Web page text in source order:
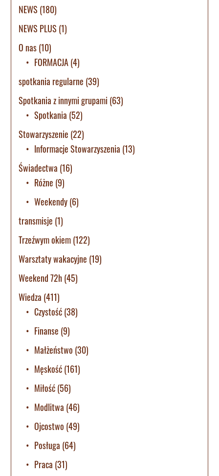
NEWS (180)
NEWS PLUS (1)
O nas(10)
FORMACJA(4)
spotkania regularne (39)
Spotkania z innymi grupami (63)
Spotkania (52)
Stowarzyszenie (22)
Informacje Stowarzyszenia (13)
Świadectwa (16)
Różne (9)
Weekendy(6)
transmisje (1)
Trzeźwym okiem(122)
Warsztaty wakacyjne (19)
Weekend 72h(45)
Wiedza (411)
Czystość(38)
Finanse (9)
Małżeństwo (30)
Męskość(161)
Miłość(56)
Modlitwa (46)
Ojcostwo (49)
Posługa (64)
Praca (31)